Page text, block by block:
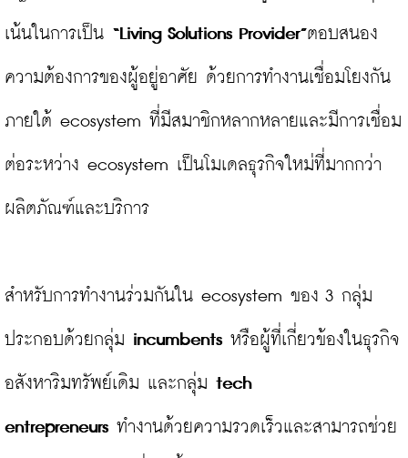
เน้นในการเป็น “Living Solutions Provider”ตอบสนอง
ความต้องการของผู้อยู่อาศัย ด้วยการทำงานเชื่อมโยงกัน
ภายใต้ ecosystem ที่มีสมาชิกหลากหลายและมีการเชื่อม
ต่อระหว่าง ecosystem เป็นโมเดลธุรกิจใหม่ที่มากกว่า
ผลิตภัณฑ์และบริการ
สำหรับการทำงานร่วมกันใน ecosystem ของ 3 กลุ่ม
ประกอบด้วยกลุ่ม incumbents หรือผู้ที่เกี่ยวข้องในธุรกิจ
อสังหาริมทรัพย์เดิม และกลุ่ม tech
entrepreneurs ทำงานด้วยความรวดเร็วและสามารถช่วย